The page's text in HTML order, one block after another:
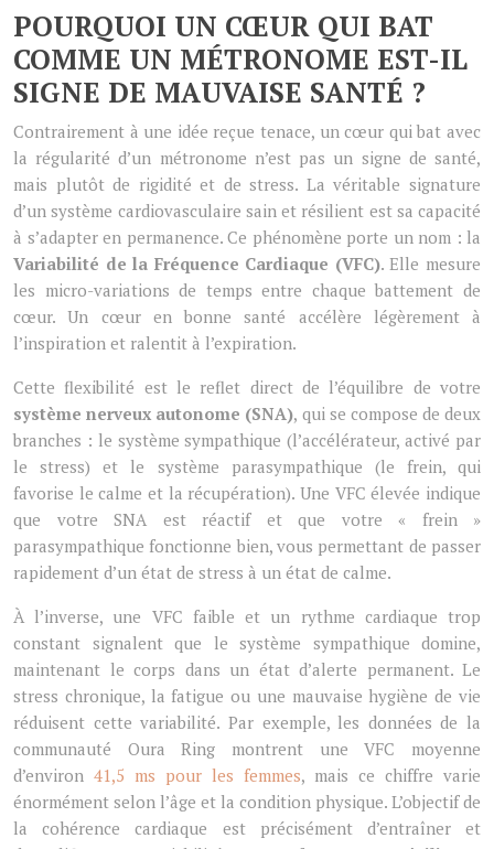
POURQUOI UN CŒUR QUI BAT
COMME UN MÉTRONOME EST-IL
SIGNE DE MAUVAISE SANTÉ ?
Contrairement à une idée reçue tenace, un cœur qui bat avec
la régularité d’un métronome n’est pas un signe de santé,
mais plutôt de rigidité et de stress. La véritable signature
d’un système cardiovasculaire sain et résilient est sa capacité
à s’adapter en permanence. Ce phénomène porte un nom : la
Variabilité de la Fréquence Cardiaque (VFC). Elle mesure
les micro-variations de temps entre chaque battement de
cœur. Un cœur en bonne santé accélère légèrement à
l’inspiration et ralentit à l’expiration.
Cette flexibilité est le reflet direct de l’équilibre de votre
système nerveux autonome (SNA), qui se compose de deux
branches : le système sympathique (l’accélérateur, activé par
le stress) et le système parasympathique (le frein, qui
favorise le calme et la récupération). Une VFC élevée indique
que votre SNA est réactif et que votre « frein »
parasympathique fonctionne bien, vous permettant de passer
rapidement d’un état de stress à un état de calme.
À l’inverse, une VFC faible et un rythme cardiaque trop
constant signalent que le système sympathique domine,
maintenant le corps dans un état d’alerte permanent. Le
stress chronique, la fatigue ou une mauvaise hygiène de vie
réduisent cette variabilité. Par exemple, les données de la
communauté Oura Ring montrent une VFC moyenne
d’environ 41,5 ms pour les femmes, mais ce chiffre varie
énormément selon l’âge et la condition physique. L’objectif de
la cohérence cardiaque est précisément d’entraîner et